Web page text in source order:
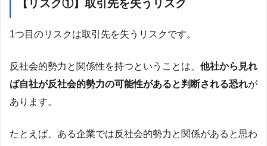
【リスク①】取引先を失うリスク
1つ目のリスクは取引先を失うリスクです。
反社会的勢力と関係性を持つということは、 他社から見れ
ば自社が反社会的勢力の可能性があると判断される恐れが
あります。
たとえば、ある企業では反社会的勢力と関係があると思わ